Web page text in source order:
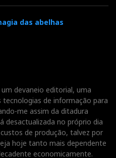
das abelhas
devaneio editorial, uma
de informação para
me assim da ditadura
desactualizada no próprio dia
de produção, talvez por
hoje tanto mais dependente
economicamente.